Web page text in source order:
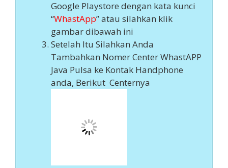
Google Playstore dengan kata kunci
“WhastApp” atau silahkan klik
gambar dibawah ini
Setelah Itu Silahkan Anda
Tambahkan Nomer Center WhastAPP
Java Pulsa ke Kontak Handphone
anda, Berikut Centernya